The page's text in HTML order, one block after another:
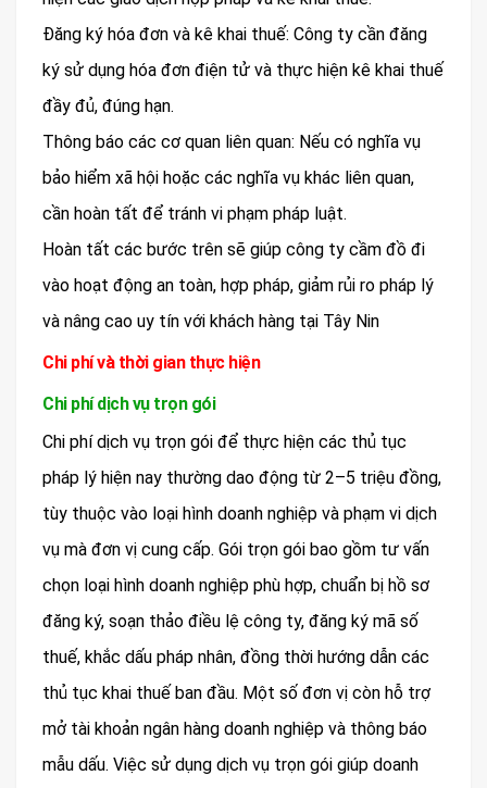
Đăng ký hóa đơn và kê khai thuế: Công ty cần đăng
ký sử dụng hóa đơn điện tử và thực hiện kê khai thuế
đầy đủ, đúng hạn.
Thông báo các cơ quan liên quan: Nếu có nghĩa vụ
bảo hiểm xã hội hoặc các nghĩa vụ khác liên quan,
cần hoàn tất để tránh vi phạm pháp luật.
Hoàn tất các bước trên sẽ giúp công ty cầm đồ đi
vào hoạt động an toàn, hợp pháp, giảm rủi ro pháp lý
và nâng cao uy tín với khách hàng tại Tây Nin
Chi phí và thời gian thực hiện
Chi phí dịch vụ trọn gói
Chi phí dịch vụ trọn gói để thực hiện các thủ tục
pháp lý hiện nay thường dao động từ 2–5 triệu đồng,
tùy thuộc vào loại hình doanh nghiệp và phạm vi dịch
vụ mà đơn vị cung cấp. Gói trọn gói bao gồm tư vấn
chọn loại hình doanh nghiệp phù hợp, chuẩn bị hồ sơ
đăng ký, soạn thảo điều lệ công ty, đăng ký mã số
thuế, khắc dấu pháp nhân, đồng thời hướng dẫn các
thủ tục khai thuế ban đầu. Một số đơn vị còn hỗ trợ
mở tài khoản ngân hàng doanh nghiệp và thông báo
mẫu dấu. Việc sử dụng dịch vụ trọn gói giúp doanh